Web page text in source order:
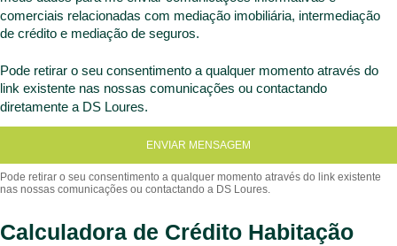
comerciais relacionadas com mediação imobiliária, intermediação
de crédito e mediação de seguros.
Pode retirar o seu consentimento a qualquer momento através do
link existente nas nossas comunicações ou contactando
diretamente a DS Loures.
ENVIAR MENSAGEM
Calculadora de Crédito Habitação